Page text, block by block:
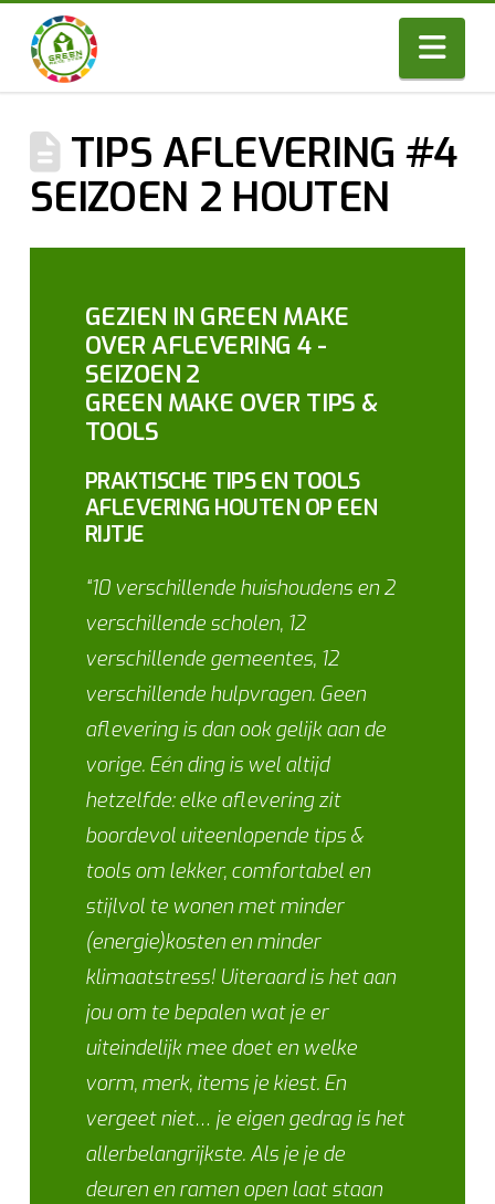
TIPS AFLEVERING #4
SEIZOEN 2 HOUTEN
GEZIEN IN GREEN MAKE
OVER AFLEVERING 4 -
SEIZOEN 2
GREEN MAKE OVER TIPS &
TOOLS
PRAKTISCHE TIPS EN TOOLS
AFLEVERING HOUTEN OP EEN
RIJTJE
“10 verschillende huishoudens en 2
verschillende scholen, 12
verschillende gemeentes, 12
verschillende hulpvragen. Geen
aflevering is dan ook gelijk aan de
vorige. Eén ding is wel altijd
hetzelfde: elke aflevering zit
boordevol uiteenlopende tips &
tools om lekker, comfortabel en
stijlvol te wonen met minder
(energie)kosten en minder
klimaatstress! Uiteraard is het aan
jou om te bepalen wat je er
uiteindelijk mee doet en welke
vorm, merk, items je kiest. En
vergeet niet… je eigen gedrag is het
allerbelangrijkste. Als je je de
deuren en ramen open laat staan